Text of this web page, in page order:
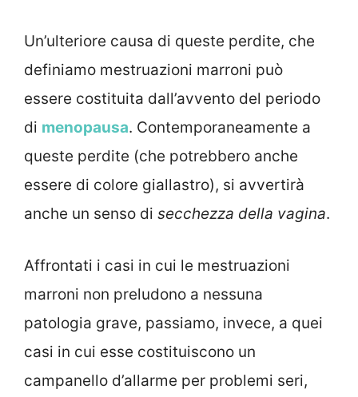
Un’ulteriore causa di queste perdite, che
definiamo mestruazioni marroni può
essere costituita dall’avvento del periodo
di menopausa. Contemporaneamente a
queste perdite (che potrebbero anche
essere di colore giallastro), si avvertirà
anche un senso di secchezza della vagina.
Affrontati i casi in cui le mestruazioni
marroni non preludono a nessuna
patologia grave, passiamo, invece, a quei
casi in cui esse costituiscono un
campanello d’allarme per problemi seri,